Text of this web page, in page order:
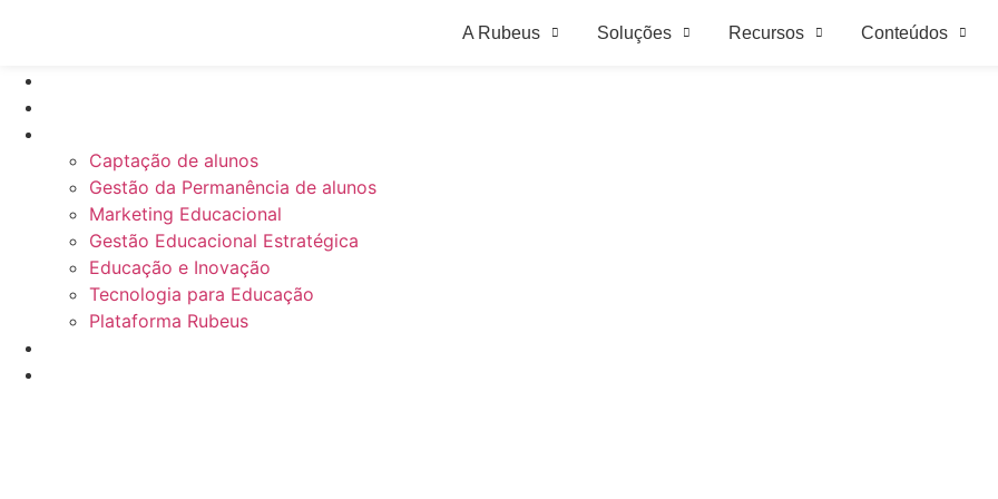
A Rubeus Soluções Recursos Conteúdos
Captação de alunos
Gestão da Permanência de alunos
Marketing Educacional
Gestão Educacional Estratégica
Educação e Inovação
Tecnologia para Educação
Plataforma Rubeus